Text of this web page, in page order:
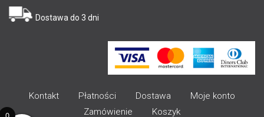
Dostawa do 3 dni
Kontakt Płatności Dostawa
Moje konto
Zamówienie
Koszyk